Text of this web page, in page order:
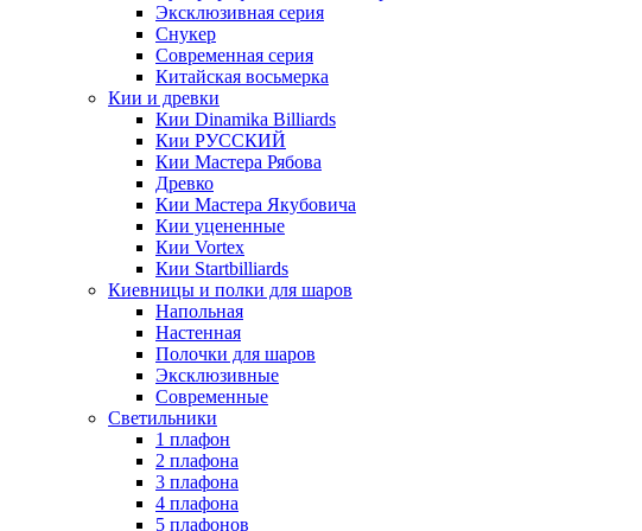
Эксклюзивная серия
Снукер
Современная серия
Китайская восьмерка
Кии и древки
Кии Dinamika Billiards
Кии РУССКИЙ
Кии Мастера Рябова
Древко
Кии Мастера Якубовича
Кии уцененные
Кии Vortex
Кии Startbilliards
Киевницы и полки для шаров
Напольная
Настенная
Полочки для шаров
Эксклюзивные
Современные
Светильники
1 плафон
2 плафона
3 плафона
4 плафона
5 плафонов